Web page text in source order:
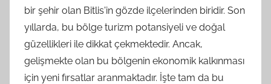
bir şehir olan Bitlis'in gözde ilçelerinden biridir. Son
yıllarda, bu bölge turizm potansiyeli ve doğal
güzellikleri ile dikkat çekmektedir. Ancak,
gelişmekte olan bu bölgenin ekonomik kalkınması
için yeni fırsatlar aranmaktadır. İşte tam da bu